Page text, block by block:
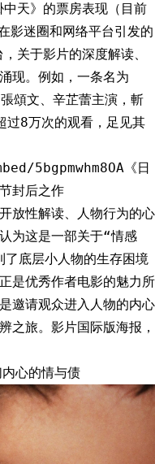
天》的票房表现（目前
影迷圈和网络平台引发的
关于影片的深度解读、
现。例如，一条名为
頌文、辛芷蕾主演，斬
过8万次的观看，足见其
5bgpmwhm8OA《日
封后之作
放性解读、人物行为的心
为这是一部关于“情感
了底层小人物的生存困境
是优秀作者电影的魅力所
邀请观众进入人物的内心
之旅。影片国际版海报，
心的情与债